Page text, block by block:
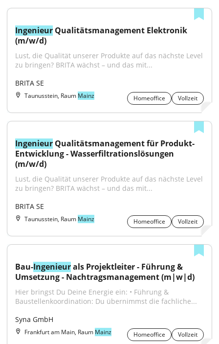
Ingenieur Qualitätsmanagement Elektronik
(m/w/d)
Lust, die Qualität unserer Produkte auf das nächste Level
zu bringen? BRITA wächst – und das mit...
BRITA SE
Taunusstein, Raum Mainz Homeoffice Vollzeit
Ingenieur Qualitätsmanagement für Produkt-
Entwicklung - Wasserfiltrationslösungen
(m/w/d)
Lust, die Qualität unserer Produkte auf das nächste Level
zu bringen? BRITA wächst – und das mit...
BRITA SE
Taunusstein, Raum Mainz Homeoffice Vollzeit
Bau-Ingenieur als Projektleiter - Führung &
Umsetzung - Nachtragsmanagement (m|w|d)
Hier bringst Du Deine Energie ein: • Führung &
Baustellenkoordination: Du übernimmst die fachliche...
Syna GmbH
Frankfurt am Main, Raum Mainz Homeoffice Vollzeit